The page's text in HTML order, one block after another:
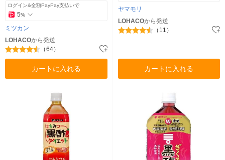
ログイン&全額PayPay支払いで
5%
ミツカン
LOHACOから発送
（64）
カートに入れる
ヤマモリ
LOHACOから発送
（11）
カートに入れる